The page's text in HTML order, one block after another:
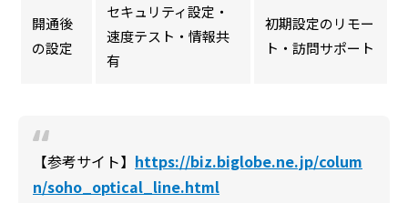
開通後
の設定
セキュリティ設定・
速度テスト・情報共
有
初期設定のリモー
ト・訪問サポート
【参考サイト】 https://biz.biglobe.ne.jp/colum
n/soho_optical_line.html